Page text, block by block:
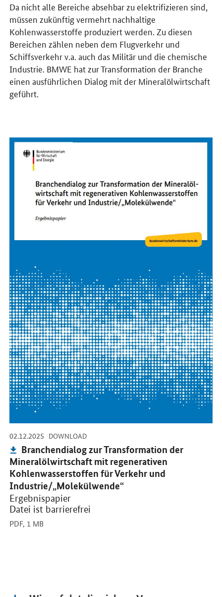
Da nicht alle Bereiche absehbar zu elektrifizieren sind,
müssen zukünftig vermehrt nachhaltige
Kohlenwasserstoffe produziert werden. Zu diesen
Bereichen zählen neben dem Flugverkehr und
Schiffsverkehr v.a. auch das Militär und die chemische
Industrie. BMWE hat zur Transformation der Branche
einen ausführlichen Dialog mit der Mineralölwirtschaft
geführt.
02.12.2025 -
DOWNLOAD-
Publikation:
Branchendialog zur Transformation der
Mineralölwirtschaft mit regenerativen
Kohlenwasserstoffen für Verkehr und
Industrie/„Molekülwende“
Ergebnispapier
Datei ist barrierefrei
PDF, 1 MB
Öffnet PDF "Branchendialog zur Transformation der